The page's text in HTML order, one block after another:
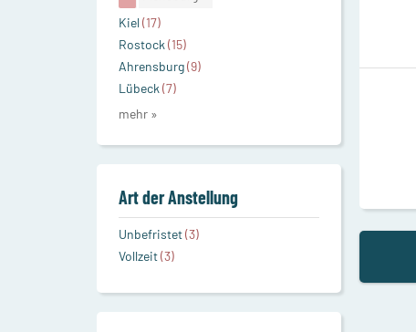
Kiel(17)
Rostock(15)
Ahrensburg(9)
Lübeck(7)
mehr »
Art der Anstellung
Unbefristet(3)
Vollzeit(3)